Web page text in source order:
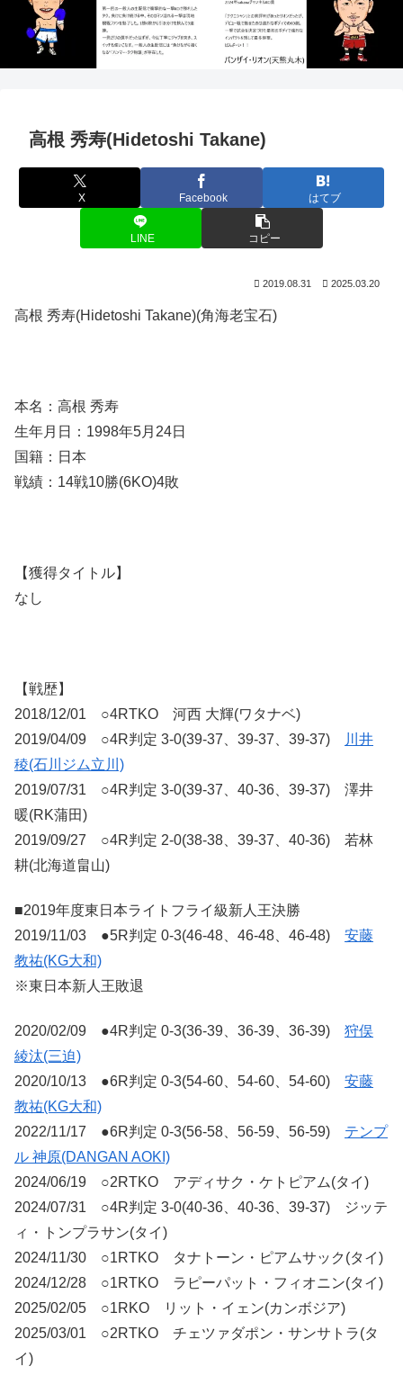
高根 秀寿(Hidetoshi Takane)
X Facebook はてブ
LINE コピー
2019.08.31 2025.03.20
高根 秀寿(Hidetoshi Takane)(角海老宝石)
本名：高根 秀寿
生年月日：1998年5月24日
国籍：日本
戦績：14戦10勝(6KO)4敗
【獲得タイトル】
なし
【戦歴】
2018/12/01 ○4RTKO 河西 大輝(ワタナベ)
2019/04/09 ○4R判定 3-0(39-37、39-37、39-37)
川井
稜(石川ジム立川)
2019/07/31 ○4R判定 3-0(39-37、40-36、39-37) 澤井
暖(RK蒲田)
2019/09/27 ○4R判定 2-0(38-38、39-37、40-36) 若林
耕(北海道畠山)
■2019年度東日本ライトフライ級新人王決勝
2019/11/03 ●5R判定 0-3(46-48、46-48、46-48) 安藤
教祐(KG大和)
※東日本新人王敗退
2020/02/09 ●4R判定 0-3(36-39、36-39、36-39) 狩俣
綾汰(三迫)
2020/10/13 ●6R判定 0-3(54-60、54-60、54-60) 安藤
教祐(KG大和)
2022/11/17 ●6R判定 0-3(56-58、56-59、56-59) テンプ
ル 神原(DANGAN AOKI)
2024/06/19 ○2RTKO アディサク・ケトピアム(タイ)
2024/07/31 ○4R判定 3-0(40-36、40-36、39-37) ジッテ
ィ・トンプラサン(タイ)
2024/11/30 ○1RTKO タナトーン・ピアムサック(タイ)
2024/12/28 ○1RTKO ラピーパット・フィオニン(タイ)
2025/02/05 ○1RKO リット・イェン(カンボジア)
2025/03/01 ○2RTKO チェツァダポン・サンサトラ(タ
イ)